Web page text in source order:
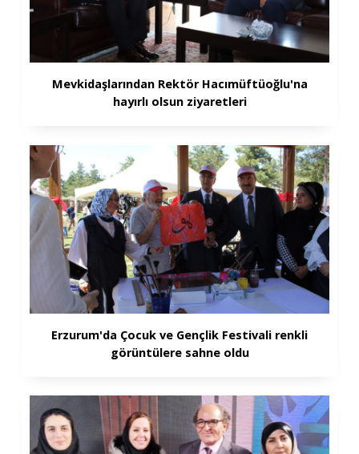
Mevkidaşlarından Rektör Hacımüftüoğlu'na
hayırlı olsun ziyaretleri
Erzurum'da Çocuk ve Gençlik Festivali renkli
görüntülere sahne oldu